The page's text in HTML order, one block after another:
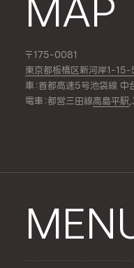
〒175-0081
東京都板橋区新河岸1-15-
車：首都高速5号池袋線
電車：都営三田線高島平駅